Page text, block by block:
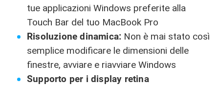
tue applicazioni Windows preferite alla
Touch Bar del tuo MacBook Pro
Risoluzione dinamica: Non è mai stato così
semplice modificare le dimensioni delle
finestre, avviare e riavviare Windows
Supporto per i display retina